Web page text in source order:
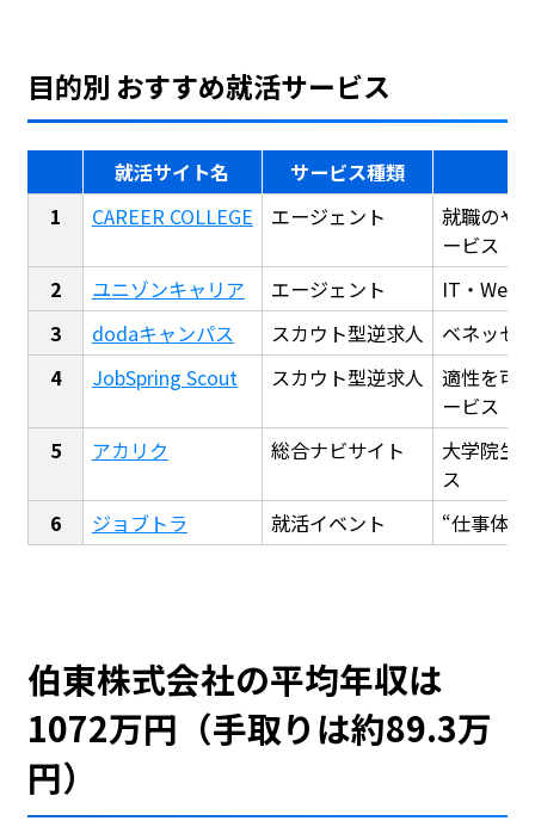
目的別 おすすめ就活サービス
就活サイト名
サービス種類
CAREER COLLEGE
エージェント
就職のや
ービス
ユニゾンキャリア
エージェント
IT・Web
dodaキャンパス
スカウト型逆求人
ベネッセ
JobSpring Scout
スカウト型逆求人
適性を可
ービス
アカリク
総合ナビサイト
大学院生
ス
ジョブトラ
就活イベント “仕事体
伯東株式会社の平均年収は
1072万円（手取りは約89.3万
円）